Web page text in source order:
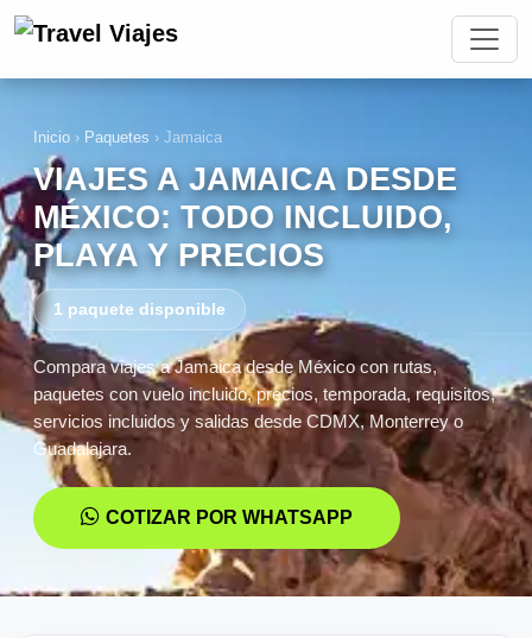
Inicio › Paquetes › Jamaica
VIAJES A JAMAICA DESDE
MÉXICO: TODO INCLUIDO,
PLAYA Y PRECIOS
1 paquete disponible
Compara viajes a Jamaica desde México con rutas,
paquetes con vuelo incluido, precios, temporada, requisitos,
servicios incluidos y salidas desde CDMX, Monterrey o
Guadalajara.
COTIZAR POR WHATSAPP